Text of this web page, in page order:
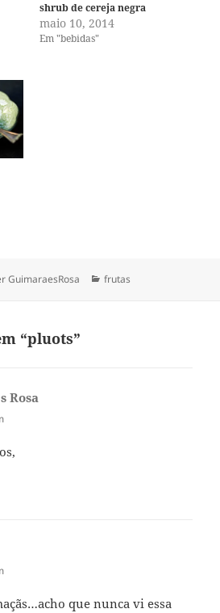
shrub de cereja negra
maio 10, 2014
Em "bebidas"
GuimaraesRosa Categorias
frutas
“pluots”
Rosa
que nunca vi essa